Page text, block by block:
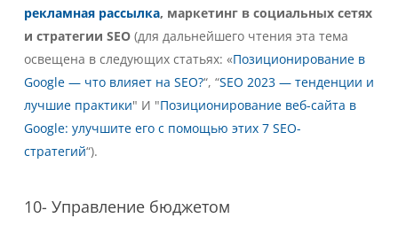
рекламная рассылка, маркетинг в социальных сетях
и стратегии SEO(для дальнейшего чтения эта тема
освещена в следующих статьях: «Позиционирование в
Google — что влияет на SEO?“, “SEO 2023 — тенденции и
лучшие практики" И "Позиционирование веб-сайта в
Google: улучшите его с помощью этих 7 SEO-
стратегий“).
10- Управление бюджетом